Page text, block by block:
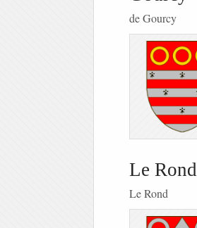
de Gourcy
Le Rond
Le Rond